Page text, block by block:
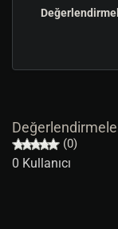
(0)
0 Kullanıcı